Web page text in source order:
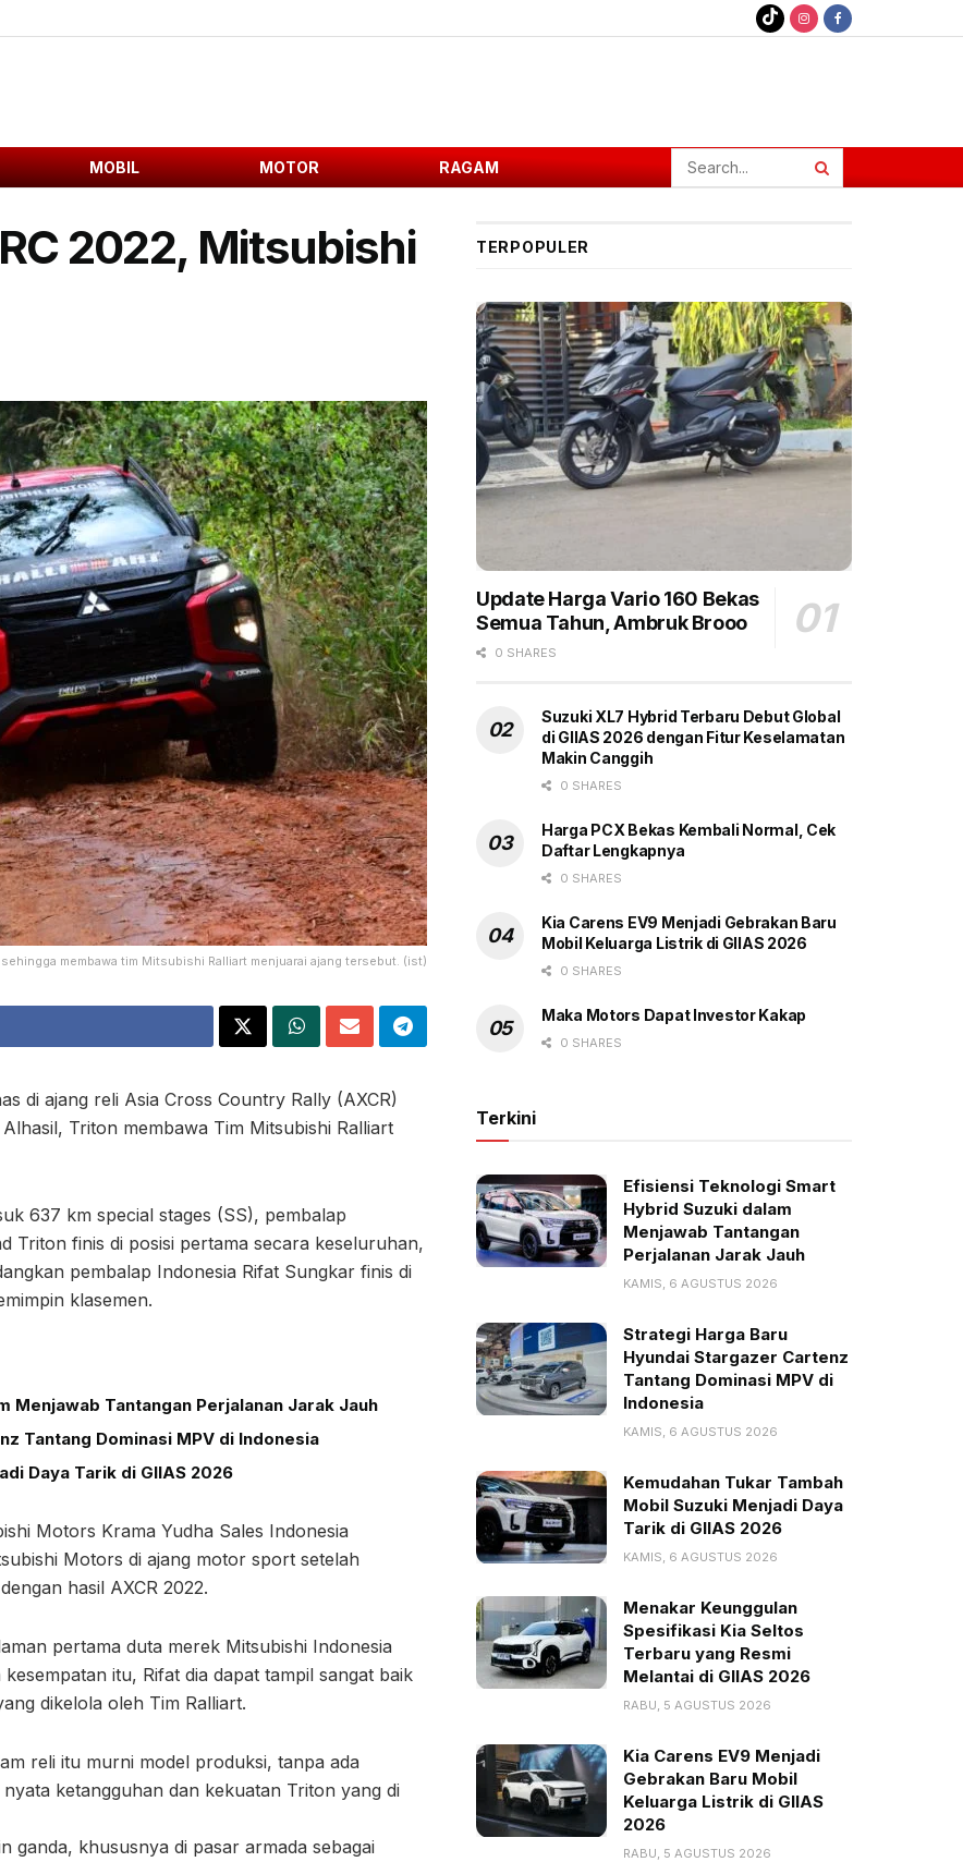
MOBIL MOTOR RAGAM
2022, Mitsubishi
membawa tim Mitsubishi Ralliart menjuarai ajang tersebut. (ist)
di ajang reli Asia Cross Country Rally (AXCR)
Triton membawa Tim Mitsubishi Ralliart
637 km special stages (SS), pembalap
Triton finis di posisi pertama secara keseluruhan,
pembalap Indonesia Rifat Sungkar finis di
klasemen.
Menjawab Tantangan Perjalanan Jarak Jauh
Tantang Dominasi MPV di Indonesia
Daya Tarik di GIIAS 2026
Motors Krama Yudha Sales Indonesia
Motors di ajang motor sport setelah
hasil AXCR 2022.
pertama duta merek Mitsubishi Indonesia
itu, Rifat dia dapat tampil sangat baik
dikelola oleh Tim Ralliart.
reli itu murni model produksi, tanpa ada
ketangguhan dan kekuatan Triton yang di
ganda, khususnya di pasar armada sebagai
TERPOPULER
Update Harga Vario 160 Bekas
Semua Tahun, Ambruk Brooo
0 SHARES
Suzuki XL7 Hybrid Terbaru Debut Global
di GIIAS 2026 dengan Fitur Keselamatan
Makin Canggih
0 SHARES
Harga PCX Bekas Kembali Normal, Cek
Daftar Lengkapnya
0 SHARES
Kia Carens EV9 Menjadi Gebrakan Baru
Mobil Keluarga Listrik di GIIAS 2026
0 SHARES
Maka Motors Dapat Investor Kakap
0 SHARES
Terkini
Efisiensi Teknologi Smart
Hybrid Suzuki dalam
Menjawab Tantangan
Perjalanan Jarak Jauh
KAMIS, 6 AGUSTUS 2026
Strategi Harga Baru
Hyundai Stargazer Cartenz
Tantang Dominasi MPV di
Indonesia
KAMIS, 6 AGUSTUS 2026
Kemudahan Tukar Tambah
Mobil Suzuki Menjadi Daya
Tarik di GIIAS 2026
KAMIS, 6 AGUSTUS 2026
Menakar Keunggulan
Spesifikasi Kia Seltos
Terbaru yang Resmi
Melantai di GIIAS 2026
RABU, 5 AGUSTUS 2026
Kia Carens EV9 Menjadi
Gebrakan Baru Mobil
Keluarga Listrik di GIIAS
2026
RABU, 5 AGUSTUS 2026